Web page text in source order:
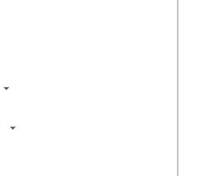
arrow_drop_down
arrow_drop_down